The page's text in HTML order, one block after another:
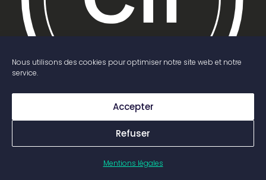
Nous utilisons des cookies pour optimiser notre site web et notre
service.
Accepter
Refuser
Mentions légales
Yumans est agréé CII.
En savoir plus